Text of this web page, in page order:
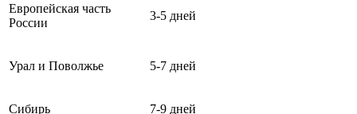
Европейская часть
России
3-5 дней
Урал и Поволжье 5-7 дней
Сибирь 7-9 дней